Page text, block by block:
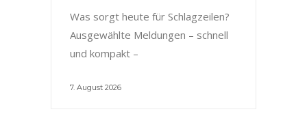
Was sorgt heute für Schlagzeilen?
Ausgewählte Meldungen – schnell
und kompakt –
7. August 2026